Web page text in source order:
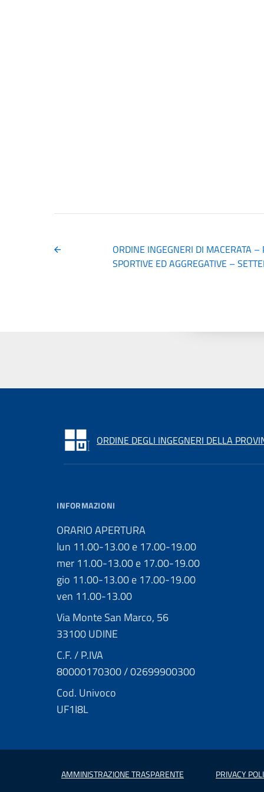
ORDINE INGEGNERI DI MACERATA –
SPORTIVE ED AGGREGATIVE –
ORDINE DEGLI INGEGNERI DELLA
INFORMAZIONI
ORARIO APERTURA
lun 11.00-13.00 e 17.00-19.00
mer 11.00-13.00 e 17.00-19.00
gio 11.00-13.00 e 17.00-19.00
ven 11.00-13.00
Via Monte San Marco, 56
33100 UDINE
C.F. / P.IVA
80000170300 / 02699900300
Cod. Univoco
UF1I8L
AMMINISTRAZIONE TRASPARENTE PRIVACY